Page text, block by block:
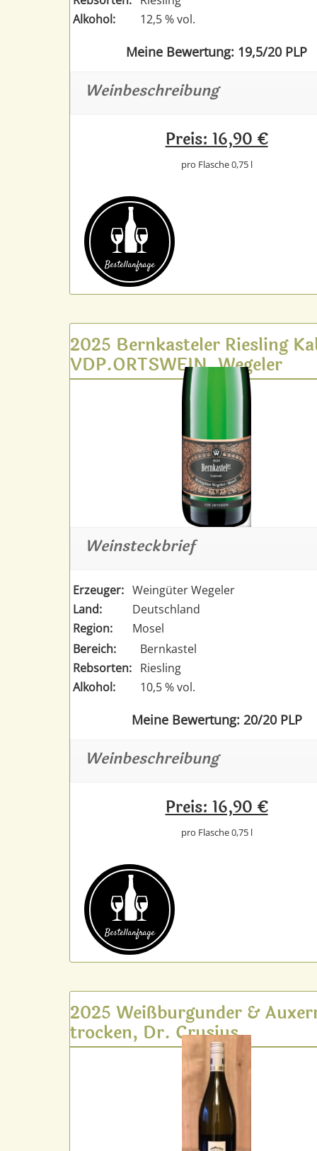
Alkohol:
12,5 % vol.
Meine Bewertung: 19,5/20 PLP
Weinbeschreibung
Preis: 16,90 €
pro Flasche 0,75 l
Bestell­anfrage
2025 Bernkasteler Riesling
VDP.ORTSWEIN, Wegeler
Weinsteckbrief
Erzeuger: Weingüter Wegeler
Land:
Deutschland
Region:
Mosel
Bereich:
Bernkastel
Rebsorten: Riesling
Alkohol:
10,5 % vol.
Meine Bewertung: 20/20 PLP
Weinbeschreibung
Preis: 16,90 €
pro Flasche 0,75 l
Bestell­anfrage
2025 Weißburgunder &
trocken, Dr. Crusius